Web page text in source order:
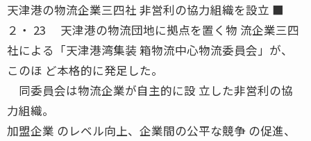
天津港の物流企業三四社 非営利の協力組織を設立 ■
２・ 23 天津港の物流団地に拠点を置く物 流企業三四
社による「天津港湾集装 箱物流中心物流委員会」が、
このほ ど本格的に発足した。
同委員会は物流企業が自主的に設 立した非営利の協
力組織。
加盟企業 のレベル向上、企業間の公平な競争 の促進、